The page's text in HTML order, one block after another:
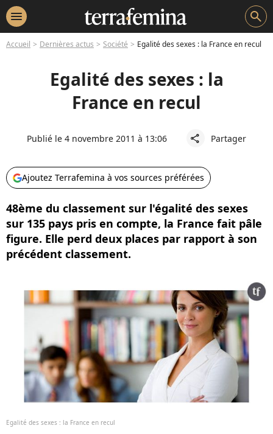
menu search
Accueil Dernières actus Société Egalité des sexes : la France en recul
Egalité des sexes : la
France en recul
Publié le 4 novembre 2011 à 13:06 share Partager
Ajoutez Terrafemina à vos sources préférées
48ème du classement sur l'égalité des sexes
sur 135 pays pris en compte, la France fait pâle
figure. Elle perd deux places par rapport à son
précédent classement.
Egalité des sexes : la France en recul